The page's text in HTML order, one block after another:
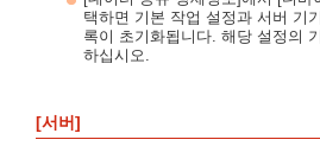
택하면 기본 작업 설정과 서버 기
록이 초기화됩니다. 해당 설정의
하십시오.
[서버]